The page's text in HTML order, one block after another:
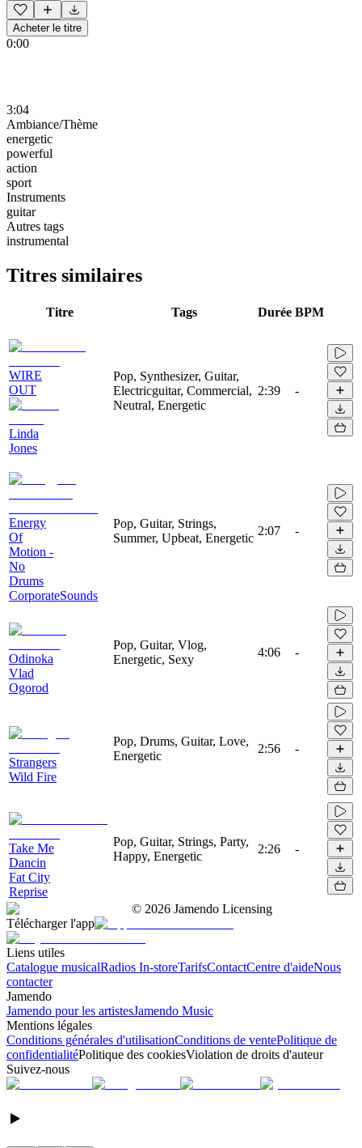
Acheter le titre
0:00
3:04
Ambiance/Thème
energetic
powerful
action
sport
Instruments
guitar
Autres tags
instrumental
Titres similaires
Titre Tags Durée BPM
WIRE
OUT
Linda
Jones
Pop, Synthesizer, Guitar,
Electricguitar, Commercial,
Neutral, Energetic
2:39 -
Energy
Of
Motion -
No
Drums
CorporateSounds
Pop, Guitar, Strings,
Summer, Upbeat, Energetic
2:07 -
Odinoka
Vlad
Ogorod
Pop, Guitar, Vlog,
Energetic, Sexy
4:06 -
Strangers
Wild Fire
Pop, Drums, Guitar, Love,
Energetic
2:56 -
Take Me
Dancin
Fat City
Reprise
Pop, Guitar, Strings, Party,
Happy, Energetic
2:26 -
© 2026 Jamendo Licensing
Télécharger l'app
Liens utiles
Catalogue musicalRadios In-storeTarifsContactCentre d'aideNous
contacter
Jamendo
Jamendo pour les artistesJamendo Music
Mentions légales
Conditions générales d'utilisationConditions de ventePolitique de
confidentialitéPolitique des cookiesViolation de droits d'auteur
Suivez-nous